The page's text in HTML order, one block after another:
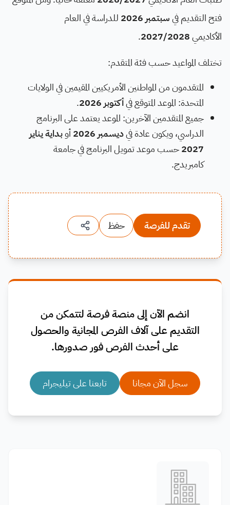
فتح التقديم فيسبتمبر 2026
للدراسة في العام
الأكاديمي2027/2028
.
تختلف المواعيد حسب فئة المتقدم:
المتقدمون من المواطنين الأمريكيين المقيمين في الولايات
المتحدة: الموعد المتوقع فيأكتوبر 2026
.
جميع المتقدمين الآخرين: الموعد يعتمد على البرنامج
الدراسي، ويكون عادة فيديسمبر 2026 أوبداية يناير
2027حسب موعد تمويل البرنامج في جامعة
كامبريدج.
تقدم للفرصة حفظ
انضم الآن إلى منصة فرصة لتتمكن من
التقديم على آلاف الفرص المجانية والحصول
على أحدث الفرص فور صدورها.
سجل الآن مجانا تابعنا على تيليجرام